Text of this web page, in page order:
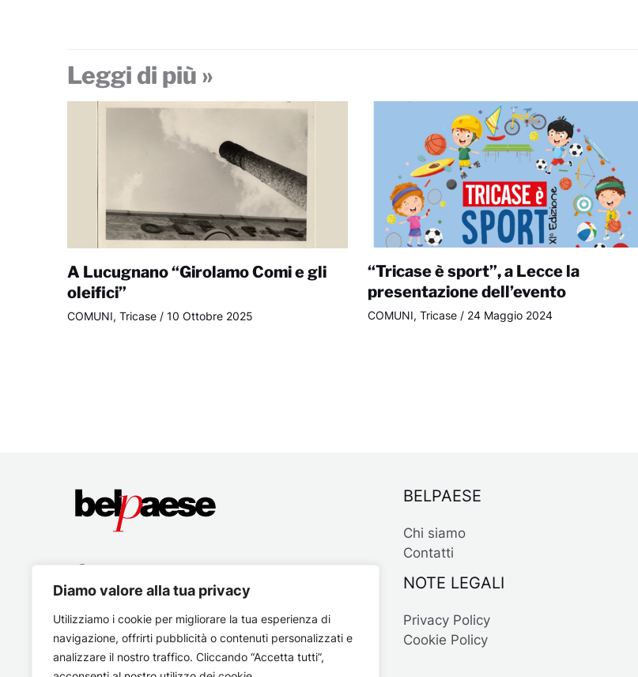
Diamo valore alla tua privacy
Utilizziamo i cookie per migliorare la tua esperienza di
navigazione, offrirti pubblicità o contenuti personalizzati e
analizzare il nostro traffico. Cliccando “Accetta tutti”,
Leggi di più »
A Lucugnano “Girolamo Comi e gli
oleifici”
COMUNI, Tricase/ 10 Ottobre 2025
“Tricase è sport”, a Lecce la
presentazione dell’evento
COMUNI, Tricase / 24 Maggio 2024
BELPAESE
Chi siamo
Contatti
NOTE LEGALI
Privacy Policy
Cookie Policy